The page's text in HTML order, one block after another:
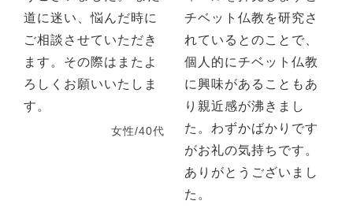
道に迷い、悩んだ時に
ご相談させていただき
ます。その際はまたよ
ろしくお願いいたしま
す。
女性/40代
チベット仏教を研究さ
れているとのことで、
個人的にチベット仏教
に興味があることもあ
り親近感が沸きまし
た。わずかばかりです
がお礼の気持ちです。
ありがとうございまし
た。